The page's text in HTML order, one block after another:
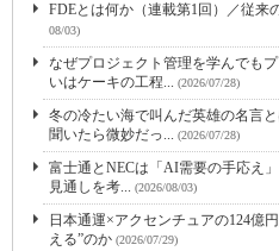
FDEとは何か（連載第1回）／従来
08/03)
なぜプロジェクト管理を学んでも
いはケーキの工程... (2026/07/28)
冬の冷たい海で叫んだ英雄の名言
聞いたら微妙だっ... (2026/07/28)
富士通とNECは「AI需要の手応え
見通しを考... (2026/08/03)
日本通運×アクセンチュアの124億
える”のか (2026/07/29)